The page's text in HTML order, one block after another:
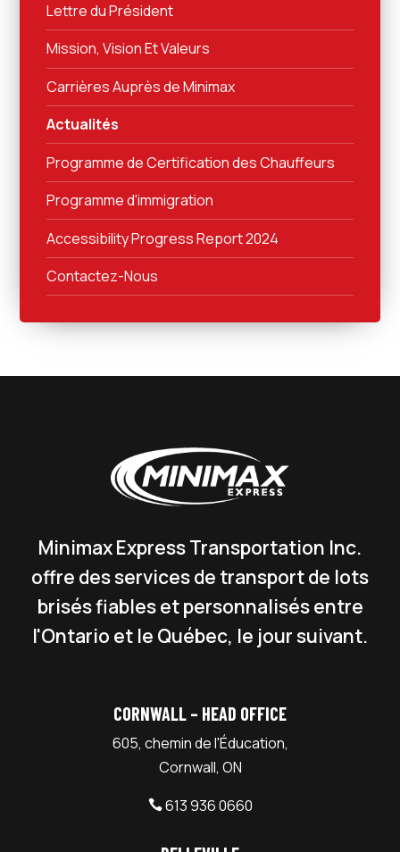
Lettre du Président
Mission, Vision Et Valeurs
Carrières Auprès de Minimax
Actualités
Programme de Certification des Chauffeurs
Programme d'immigration
Accessibility Progress Report 2024
Contactez-Nous
Minimax Express Transportation Inc.
offre des services de transport de lots
brisés fiables et personnalisés entre
l'Ontario et le Québec, le jour suivant.
CORNWALL – HEAD OFFICE
605, chemin de l'Éducation,
Cornwall, ON
 613 936 0660